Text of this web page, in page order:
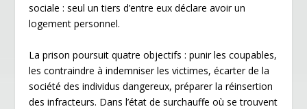
sociale : seul un tiers d’entre eux déclare avoir un
logement personnel.
La prison poursuit quatre objectifs : punir les coupables,
les contraindre à indemniser les victimes, écarter de la
société des individus dangereux, préparer la réinsertion
des infracteurs. Dans l’état de surchauffe où se trouvent